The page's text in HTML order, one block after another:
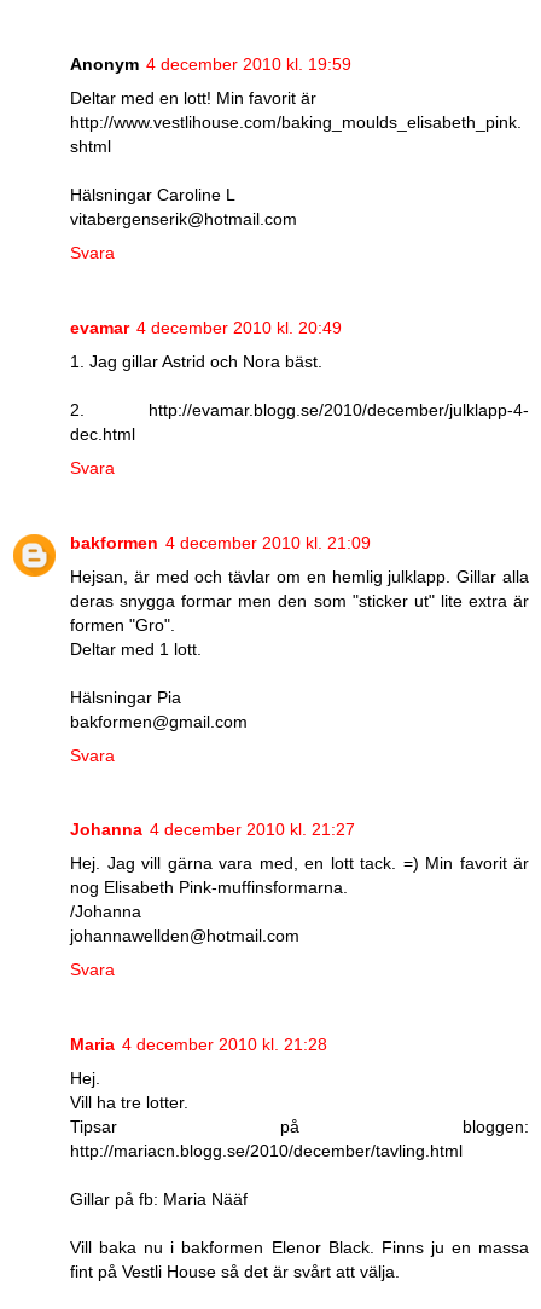
Anonym 4 december 2010 kl. 19:59
Deltar med en lott! Min favorit är
http://www.vestlihouse.com/baking_moulds_elisabeth_pink.
shtml
Hälsningar Caroline L
vitabergenserik@hotmail.com
Svara
evamar 4 december 2010 kl. 20:49
1. Jag gillar Astrid och Nora bäst.
2. http://evamar.blogg.se/2010/december/julklapp-4-
dec.html
Svara
bakformen 4 december 2010 kl. 21:09
Hejsan, är med och tävlar om en hemlig julklapp. Gillar alla
deras snygga formar men den som "sticker ut" lite extra är
formen "Gro".
Deltar med 1 lott.
Hälsningar Pia
bakformen@gmail.com
Svara
Johanna 4 december 2010 kl. 21:27
Hej. Jag vill gärna vara med, en lott tack. =) Min favorit är
nog Elisabeth Pink-muffinsformarna.
/Johanna
johannawellden@hotmail.com
Svara
Maria 4 december 2010 kl. 21:28
Hej.
Vill ha tre lotter.
Tipsar på bloggen:
http://mariacn.blogg.se/2010/december/tavling.html
Gillar på fb: Maria Nääf
Vill baka nu i bakformen Elenor Black. Finns ju en massa
fint på Vestli House så det är svårt att välja.